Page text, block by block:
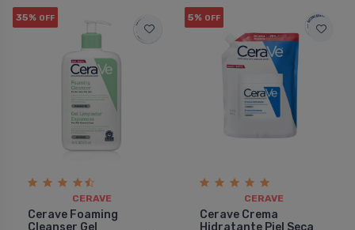
35% OFF
CERAVE
Cerave Foaming
Cleanser Gel
5% OFF
CERAVE
Cerave Crema
Hidratante Piel Seca